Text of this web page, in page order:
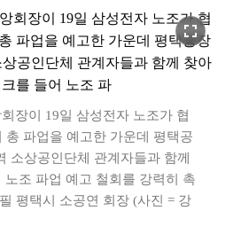
fullscreen
장이 19일 삼성전자 노조가 협
총 파업을 예고한 가운데 평택공
소상공인단체 관계자들과 함께
노조 파업 예고 철회를 강력히 촉
평택시 소공연 회장 (사진 = 강